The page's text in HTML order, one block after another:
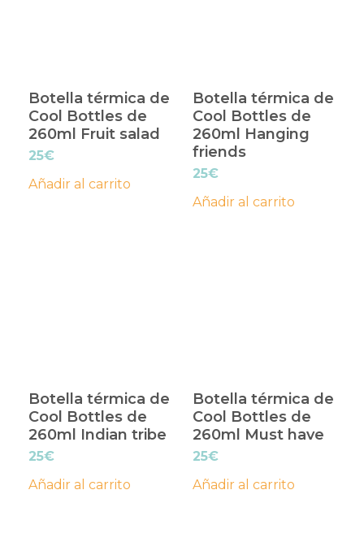
Botella térmica de
Cool Bottles de
260ml Fruit salad
25€
Añadir al carrito
Botella térmica de
Cool Bottles de
260ml Hanging
friends
25€
Añadir al carrito
Botella térmica de
Cool Bottles de
260ml Indian tribe
25€
Añadir al carrito
Botella térmica de
Cool Bottles de
260ml Must have
25€
Añadir al carrito